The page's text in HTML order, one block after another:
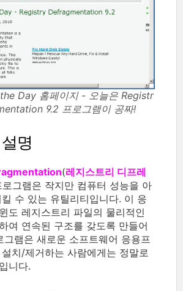
Day 홈페이지 - 오늘은 Registr
9.2 프로그램이 공짜!
명
(레지스트리 디프레
로그램은 작지만 컴퓨터 성능을 아
수 있는 유틸리티입니다. 이 응
도 레지스트리 파일의 물리적인
여 연속된 구조를 갖도록 만들어
그램은 새로운 소프트웨어 응용프
치/제거하는 사람에게는 정말로
니다.